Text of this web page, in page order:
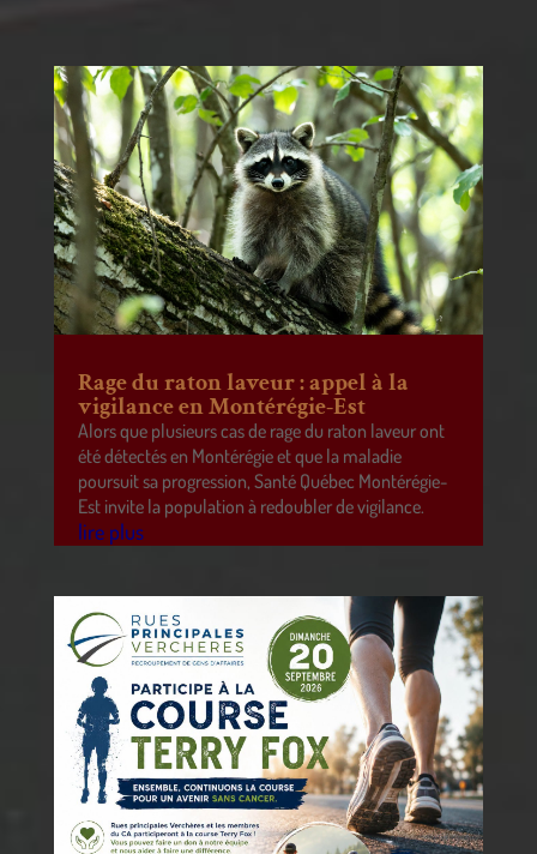
Rage du raton laveur : appel à la
vigilance en Montérégie-Est
Alors que plusieurs cas de rage du raton laveur ont
été détectés en Montérégie et que la maladie
poursuit sa progression, Santé Québec Montérégie-
Est invite la population à redoubler de vigilance.
lire plus